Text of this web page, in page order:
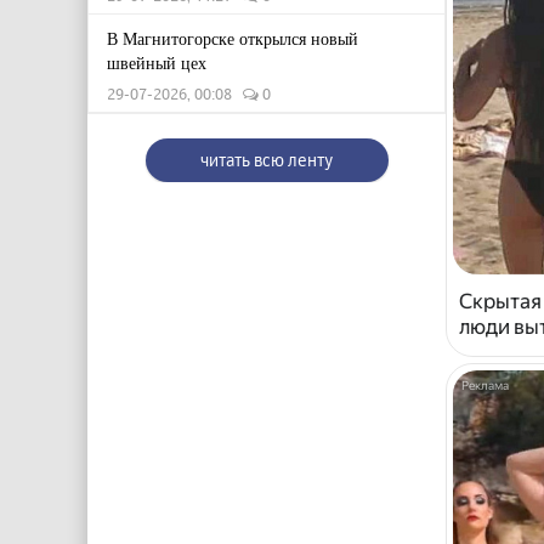
В Магнитогорске открылся новый
швейный цех
29-07-2026, 00:08 0
читать всю ленту
люди